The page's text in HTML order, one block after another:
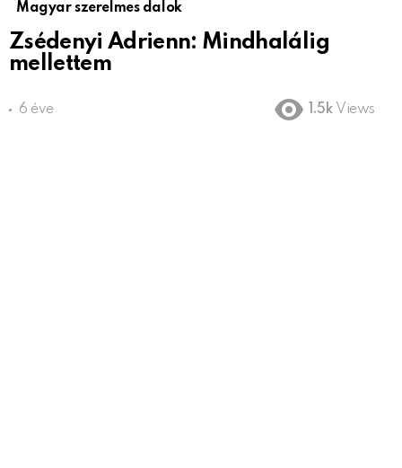
Magyar szerelmes dalok
Zsédenyi Adrienn: Mindhalálig
mellettem
6 éve 1.5k Views